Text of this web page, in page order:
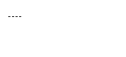
----